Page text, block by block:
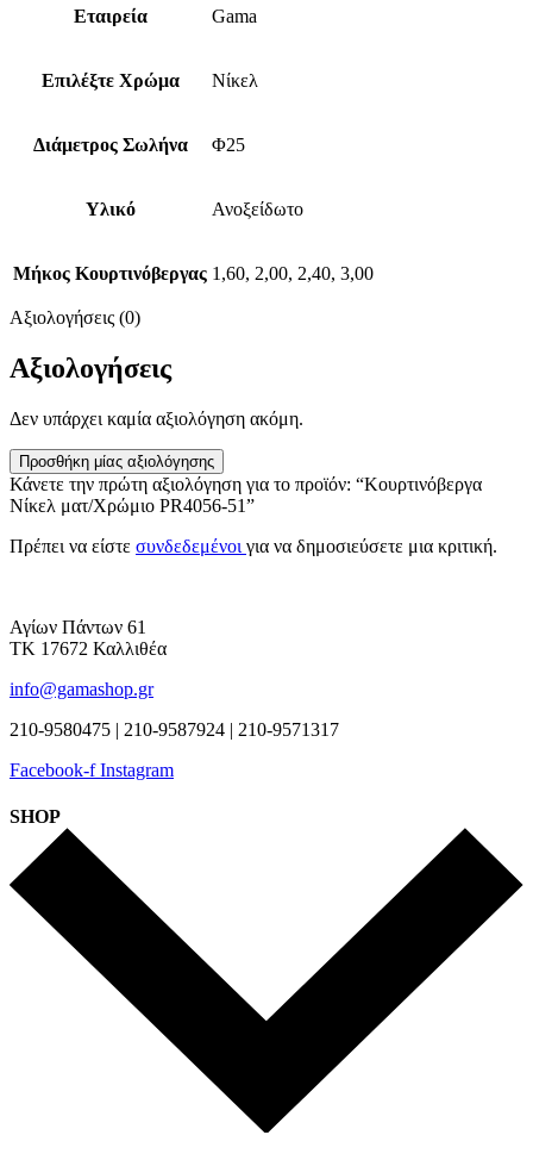
Εταιρεία Gama
Επιλέξτε Χρώμα Νίκελ
Διάμετρος Σωλήνα Φ25
Υλικό Ανοξείδωτο
Μήκος Κουρτινόβεργας 1,60, 2,00, 2,40, 3,00
Αξιολογήσεις (0)
Αξιολογήσεις
Δεν υπάρχει καμία αξιολόγηση ακόμη.
Προσθήκη μίας αξιολόγησης
Κάνετε την πρώτη αξιολόγηση για το προϊόν: “Κουρτινόβεργα
Νίκελ ματ/Χρώμιο PR4056-51”
Πρέπει να είστε συνδεδεμένοι για να δημοσιεύσετε μια κριτική.
Αγίων Πάντων 61
ΤΚ 17672 Καλλιθέα
info@gamashop.gr
210-9580475 | 210-9587924 | 210-9571317
Facebook-f Instagram
SHOP